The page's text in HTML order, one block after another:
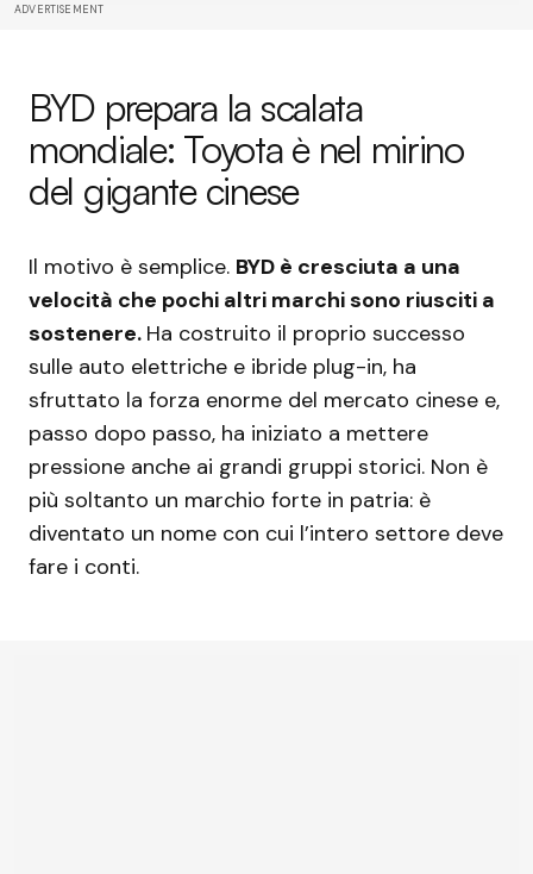
ADVERTISEMENT
BYD prepara la scalata
mondiale: Toyota è nel mirino
del gigante cinese
Il motivo è semplice. BYD è cresciuta a una
velocità che pochi altri marchi sono riusciti a
sostenere. Ha costruito il proprio successo
sulle auto elettriche e ibride plug-in, ha
sfruttato la forza enorme del mercato cinese e,
passo dopo passo, ha iniziato a mettere
pressione anche ai grandi gruppi storici. Non è
più soltanto un marchio forte in patria: è
diventato un nome con cui l’intero settore deve
fare i conti.